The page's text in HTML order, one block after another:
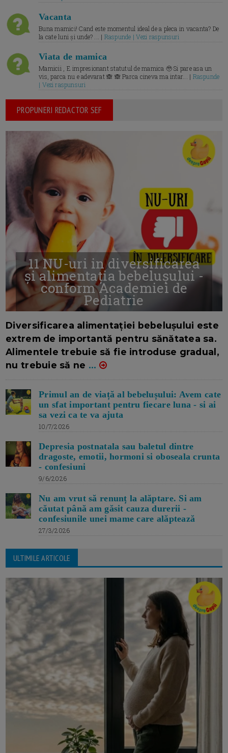
Vacanta
Buna mamici! Cand este momentul ideal de a pleca in vacanta? De
la cate luni și unde? ... | Raspunde | Vezi raspunsuri
Viata de mamica
Mamicii , E impresionant statutul de mamica 🥹 Si pare asa un
vis, parca nu e adevarat 🙈 🙈 Parca cineva ma intar... | Raspunde
| Vezi raspunsuri
PROPUNERI REDACTOR SEF
11 NU-uri in diversificarea
și alimentația bebelușului -
conform Academiei de
Pediatrie
Diversificarea alimentației bebelușului este
extrem de importantă pentru sănătatea sa.
Alimentele trebuie să fie introduse gradual,
nu trebuie să ne ...
Primul an de viață al bebelușului: Avem cate
un sfat important pentru fiecare luna - si ai
sa vezi ca te va ajuta
10/7/2026
Depresia postnatala sau baletul dintre
dragoste, emotii, hormoni si oboseala crunta
- confesiuni
9/6/2026
Nu am vrut să renunț la alăptare. Si am
căutat până am găsit cauza durerii -
confesiunile unei mame care alăptează
27/3/2026
ULTIMILE ARTICOLE